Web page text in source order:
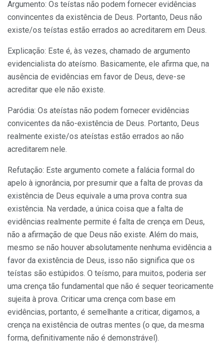
Argumento: Os teístas não podem fornecer evidências
convincentes da existência de Deus. Portanto, Deus não
existe/os teístas estão errados ao acreditarem em Deus.
Explicação: Este é, às vezes, chamado de argumento
evidencialista do ateísmo. Basicamente, ele afirma que, na
ausência de evidências em favor de Deus, deve-se
acreditar que ele não existe.
Paródia: Os ateístas não podem fornecer evidências
convicentes da não-existência de Deus. Portanto, Deus
realmente existe/os ateístas estão errados ao não
acreditarem nele.
Refutação: Este argumento comete a falácia formal do
apelo à ignorância, por presumir que a falta de provas da
existência de Deus equivale a uma prova contra sua
existência. Na verdade, a única coisa que a falta de
evidências realmente permite é falta de crença em Deus,
não a afirmação de que Deus não existe. Além do mais,
mesmo se não houver absolutamente nenhuma evidência a
favor da existência de Deus, isso não significa que os
teístas são estúpidos. O teísmo, para muitos, poderia ser
uma crença tão fundamental que não é sequer teoricamente
sujeita à prova. Criticar uma crença com base em
evidências, portanto, é semelhante a criticar, digamos, a
crença na existência de outras mentes (o que, da mesma
forma, definitivamente não é demonstrável).